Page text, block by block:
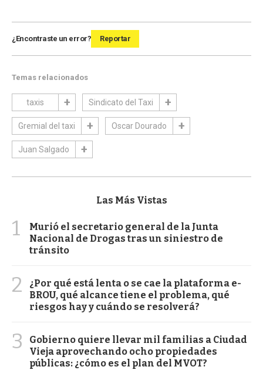
¿Encontraste un error? Reportar
Temas relacionados
taxis Sindicato del Taxi
Gremial del taxi Oscar Dourado
Juan Salgado
Las Más Vistas
1
Murió el secretario general de la Junta
Nacional de Drogas tras un siniestro de
tránsito
2
¿Por qué está lenta o se cae la plataforma e-
BROU, qué alcance tiene el problema, qué
riesgos hay y cuándo se resolverá?
3
Gobierno quiere llevar mil familias a Ciudad
Vieja aprovechando ocho propiedades
públicas: ¿cómo es el plan del MVOT?